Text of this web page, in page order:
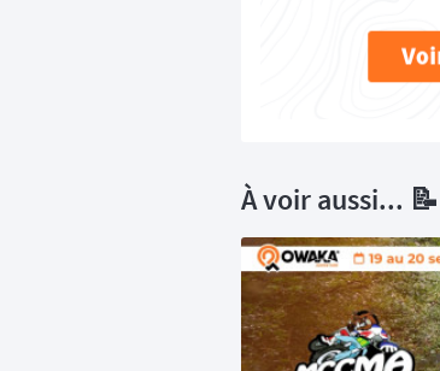
À voir aussi... 📝